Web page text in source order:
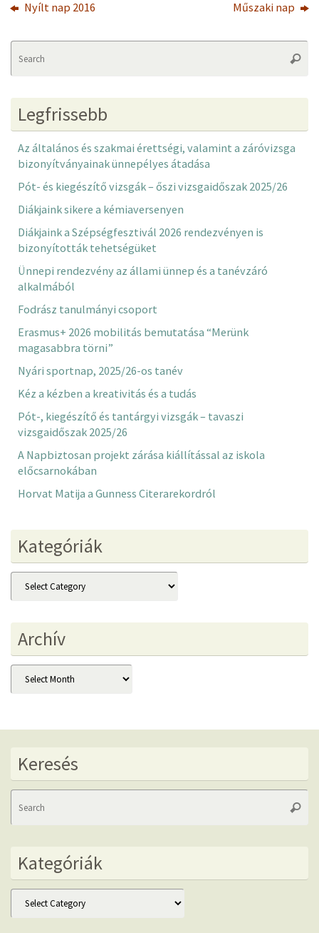
Nyílt nap 2016 Műszaki nap
Legfrissebb
Az általános és szakmai érettségi, valamint a záróvizsga
bizonyítványainak ünnepélyes átadása
Pót- és kiegészítő vizsgák – őszi vizsgaidőszak 2025/26
Diákjaink sikere a kémiaversenyen
Diákjaink a Szépségfesztivál 2026 rendezvényen is
bizonyították tehetségüket
Ünnepi rendezvény az állami ünnep és a tanévzáró
alkalmából
Fodrász tanulmányi csoport
Erasmus+ 2026 mobilitás bemutatása “Merünk
magasabbra törni”
Nyári sportnap, 2025/26-os tanév
Kéz a kézben a kreativitás és a tudás
Pót-, kiegészítő és tantárgyi vizsgák – tavaszi
vizsgaidőszak 2025/26
A Napbiztosan projekt zárása kiállítással az iskola
előcsarnokában
Horvat Matija a Gunness Citerarekordról
Kategóriák
Kategóriák
Archív
Archív
Keresés
Kategóriák
Kategóriák